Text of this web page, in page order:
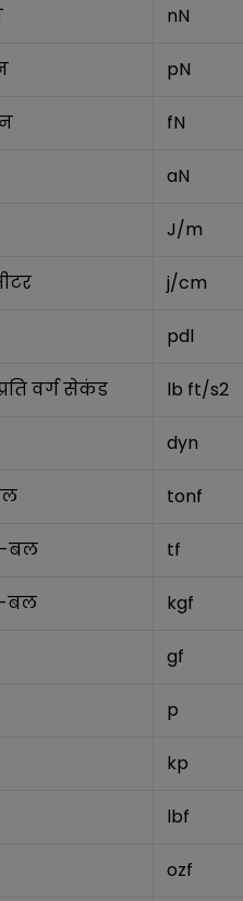
nN
pN
fN
aN
J/m
j/cm
pdl
वर्ग सेकंड lb ft/s2
dyn
tonf
बल tf
बल kgf
gf
p
kp
lbf
ozf